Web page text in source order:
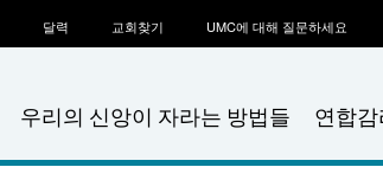
우리의 신앙이 자라는 방법들 연합
달력 교회찾기 UMC에 대해 질문하세요